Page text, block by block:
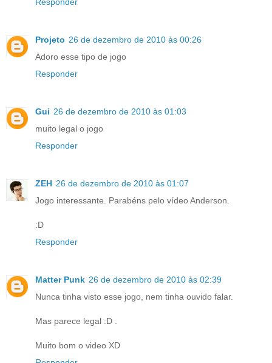
Projeto 26 de dezembro de 2010 às 00:26
Adoro esse tipo de jogo
Responder
Gui 26 de dezembro de 2010 às 01:03
muito legal o jogo
Responder
ZEH 26 de dezembro de 2010 às 01:07
Jogo interessante. Parabéns pelo vídeo Anderson.
:D
Responder
Matter Punk 26 de dezembro de 2010 às 02:39
Nunca tinha visto esse jogo, nem tinha ouvido falar.
Mas parece legal :D .
Muito bom o video XD